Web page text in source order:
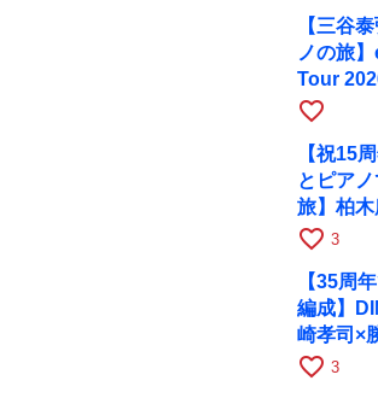
【三谷
ノの旅
Tour
10月に開
favorite_border
【祝15
とピア
旅】柏
一が11
favorite_border 3
【35周
編成】
崎孝司×
月11日
favorite_border 3